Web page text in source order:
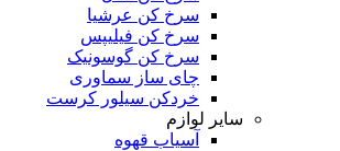
سرخ کن عرشیا
سرخ کن فیلیپس
سرخ کن گوسونیک
چای ساز سماوری
خردکن سیلور کرست
سایر لوازم
آسیاب قهوه